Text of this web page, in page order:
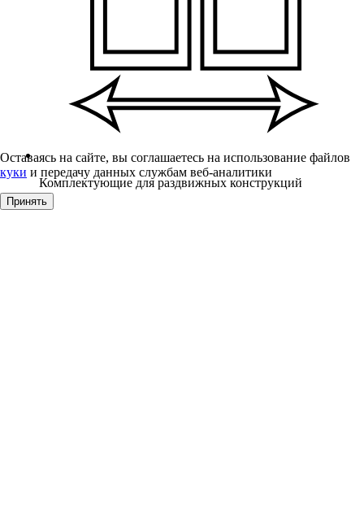
Комплектующие для раздвижных конструкций
Оставаясь на сайте, вы соглашаетесь на использование файлов
куки и передачу данных службам веб-аналитики
Принять